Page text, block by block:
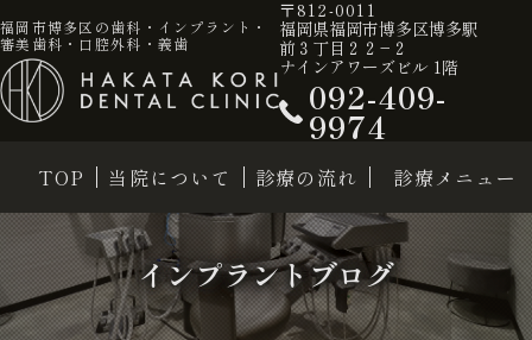
福岡市博多区の歯科・インプラント・
審美歯科・口腔外科・義歯
〒812-0011
福岡県福岡市博多区博多駅
前３丁目２２−２
ナインアワーズビル 1階
092-409-
9974
TOP 当院について 診療の流れ 診療メニュー
インプラントブログ